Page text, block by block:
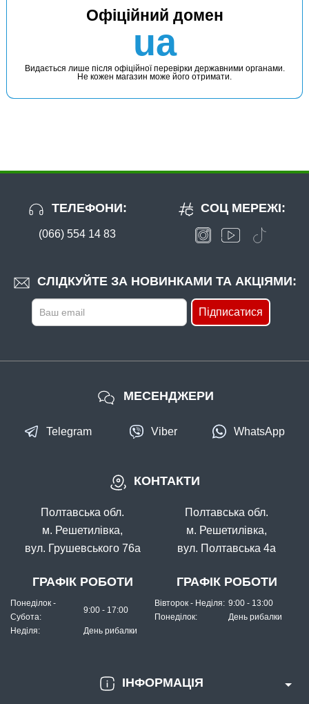
Офіційний домен
ua
Видається лише після офіційної перевірки державними органами.
Не кожен магазин може його отримати.
ТЕЛЕФОНИ:
(066) 554 14 83
СЛІДКУЙТЕ ЗА НОВИНКАМИ ТА АКЦІЯМИ:
Підписатися
СОЦ МЕРЕЖІ:
ІНФОРМАЦІЯ
КОНТАКТИ
Полтавська обл.
м. Решетилівка,
вул. Грушевського 76а
ГРАФІК РОБОТИ
Понеділок -
Субота:
9:00 - 17:00
Неділя: День рибалки
Полтавська обл.
м. Решетилівка,
вул. Полтавська 4а
ГРАФІК РОБОТИ
Вівторок - Неділя: 9:00 - 13:00
Понеділок:
День рибалки
МЕСЕНДЖЕРИ
Telegram Viber WhatsApp